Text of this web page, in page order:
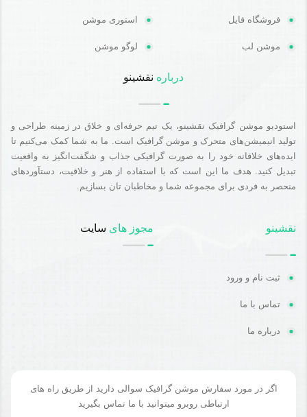
فروشگاه فایل
موشن لب
استوری موشن
لوگو موشن
درباره نقشینو
استودیو موشن گرافیک نقشینو، یک تیم حرفه‌ای و خلاق در زمینه طراحی و
تولید انیمیشن‌های متحرک و موشن گرافیک است. ما به شما کمک می‌کنیم تا
ایده‌های خلاقانه خود را به صورت گرافیکی جذاب و شگفت‌انگیز به واقعیت
تبدیل کنید. هدف ما این است که با استفاده از هنر و خلاقیت، دستآوردهای
منحصر به فردی برای مجموعه شما و مخاطبان تان بسازیم.
نقشینو
ثبت نام و ورود
تماس با ما
درباره ما
مجوز های سایت
اگر در مورد سفارش موشن گرافیک سوالی دارید از طریق راه های
ارتباطی روبرو میتوانید با ما تماس بگیرید